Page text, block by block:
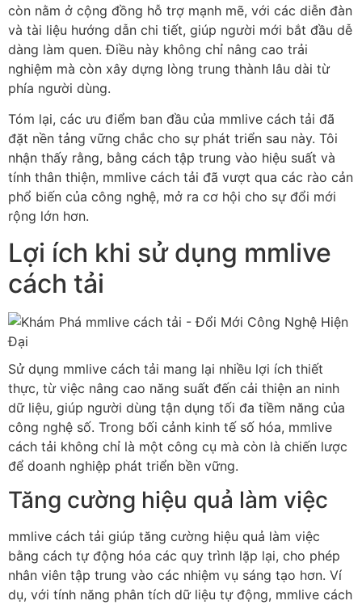
còn nằm ở cộng đồng hỗ trợ mạnh mẽ, với các diễn đàn
và tài liệu hướng dẫn chi tiết, giúp người mới bắt đầu dễ
dàng làm quen. Điều này không chỉ nâng cao trải
nghiệm mà còn xây dựng lòng trung thành lâu dài từ
phía người dùng.
Tóm lại, các ưu điểm ban đầu của mmlive cách tải đã
đặt nền tảng vững chắc cho sự phát triển sau này. Tôi
nhận thấy rằng, bằng cách tập trung vào hiệu suất và
tính thân thiện, mmlive cách tải đã vượt qua các rào cản
phổ biến của công nghệ, mở ra cơ hội cho sự đổi mới
rộng lớn hơn.
Lợi ích khi sử dụng mmlive
cách tải
Sử dụng mmlive cách tải mang lại nhiều lợi ích thiết
thực, từ việc nâng cao năng suất đến cải thiện an ninh
dữ liệu, giúp người dùng tận dụng tối đa tiềm năng của
công nghệ số. Trong bối cảnh kinh tế số hóa, mmlive
cách tải không chỉ là một công cụ mà còn là chiến lược
để doanh nghiệp phát triển bền vững.
Tăng cường hiệu quả làm việc
mmlive cách tải giúp tăng cường hiệu quả làm việc
bằng cách tự động hóa các quy trình lặp lại, cho phép
nhân viên tập trung vào các nhiệm vụ sáng tạo hơn. Ví
dụ, với tính năng phân tích dữ liệu tự động, mmlive cách